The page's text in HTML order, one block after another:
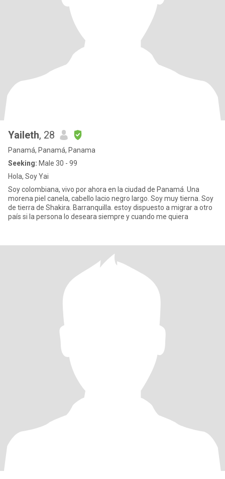
Yaileth, 28
Panamá, Panamá, Panama
Seeking: Male 30 - 99
Hola, Soy Yai
Soy colombiana, vivo por ahora en la ciudad de Panamá. Una
morena piel canela, cabello lacio negro largo. Soy muy tierna. Soy
de tierra de Shakira. Barranquilla. estoy dispuesto a migrar a otro
país si la persona lo deseara siempre y cuando me quiera